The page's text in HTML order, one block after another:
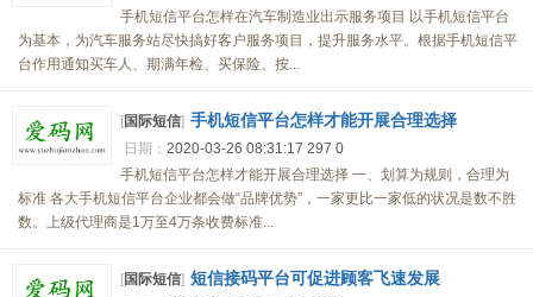
手机短信平台怎样在汽车制造业出示服务项目 以手机短信平台
为基本，为汽车服务站尽快搞好客户服务项目，提升服务水平。根据手机短信平
台作用通知买车人、期满年检、买保险、按...
[国际短信] 手机短信平台怎样才能开展合理选择
日期： 2020-03-26 08:31:17 297 0
手机短信平台怎样才能开展合理选择 一、划算为规则，合理为
标准 各大手机短信平台企业都会做“品牌优势”，一家更比一家低的状况是数不胜
数。上级代理商是1万至4万条收费标准...
[国际短信] 短信接码平台可促进顾客飞速发展